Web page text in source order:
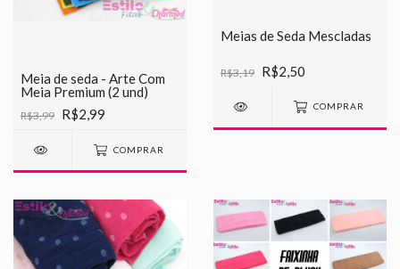
Meia de seda - Arte Com
Meia Premium (2 und)
R$3,99 R$2,99
COMPRAR
Meias de Seda Mescladas
R$3,19 R$2,50
COMPRAR